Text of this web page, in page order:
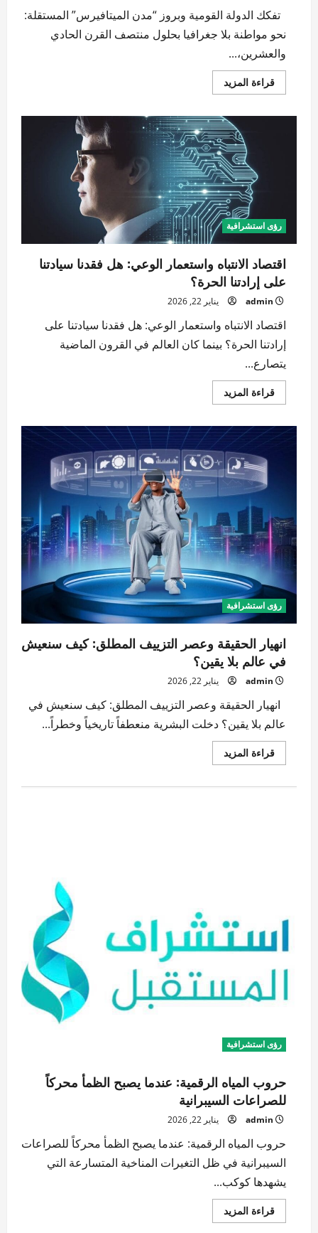
تفكك الدولة القومية وبروز “مدن الميتافيرس” المستقلة:
نحو مواطنة بلا جغرافيا بحلول منتصف القرن الحادي
والعشرين،...
قراءة المزيداقرأ
المزيد
الدولة
القومية
وبروز
“مدن
الميتافيرس”
المستقلة
رؤى استشرافية
اقتصاد الانتباه واستعمار الوعي: هل فقدنا سيادتنا
على إرادتنا الحرة؟
admin يناير 22, 2026
اقتصاد الانتباه واستعمار الوعي: هل فقدنا سيادتنا على
إرادتنا الحرة؟ بينما كان العالم في القرون الماضية
يتصارع...
قراءة المزيداقرأ
المزيد
الانتباه
واستعمار
الوعي:
هل
فقدنا
سيادتنا
إرادتنا
الحرة؟
رؤى استشرافية
انهيار الحقيقة وعصر التزييف المطلق: كيف سنعيش
في عالم بلا يقين؟
admin يناير 22, 2026
انهيار الحقيقة وعصر التزييف المطلق: كيف سنعيش في
عالم بلا يقين؟ دخلت البشرية منعطفاً تاريخياً وخطراً...
قراءة المزيد
المزيد
الحقيقة
رؤى استشرافية
حروب المياه الرقمية: عندما يصبح الظمأ محركاً
للصراعات السيبرانية
admin يناير 22, 2026
حروب المياه الرقمية: عندما يصبح الظمأ محركاً للصراعات
السيبرانية في ظل التغيرات المناخية المتسارعة التي
يشهدها كوكب...
قراءة المزيد
المزيد